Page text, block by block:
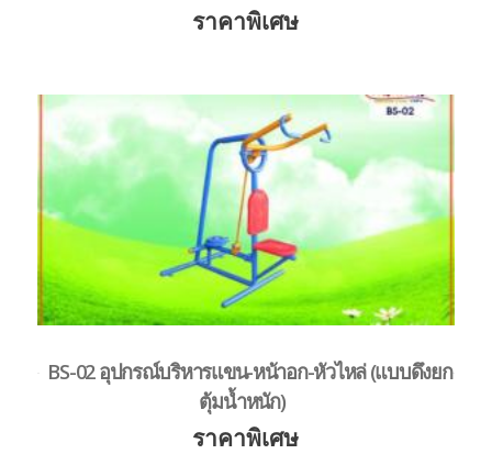
ราคาพิเศษ
BS-02 อุปกรณ์บริหารแขน-หน้าอก-หัวไหล่ (แบบดึงยก
ตุ้มน้ำหนัก)
ราคาพิเศษ